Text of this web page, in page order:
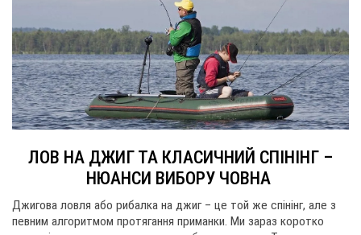
ЛОВ НА ДЖИГ ТА КЛАСИЧНИЙ СПІНІНГ –
НЮАНСИ ВИБОРУ ЧОВНА
Джигова ловля або рибалка на джиг – це той же спінінг, але з
певним алгоритмом протягання приманки. Ми зараз коротко